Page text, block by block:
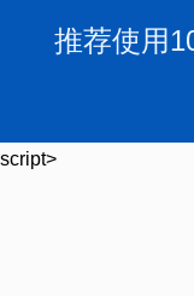
推荐使用
script>